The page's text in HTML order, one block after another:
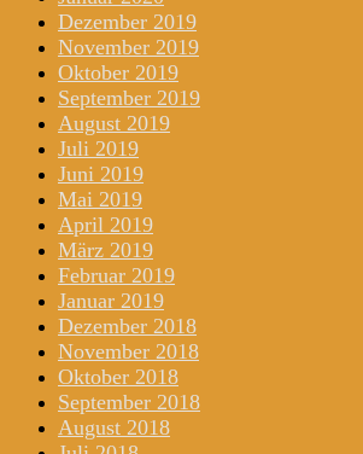
Dezember 2019
November 2019
Oktober 2019
September 2019
August 2019
Juli 2019
Juni 2019
Mai 2019
April 2019
März 2019
Februar 2019
Januar 2019
Dezember 2018
November 2018
Oktober 2018
September 2018
August 2018